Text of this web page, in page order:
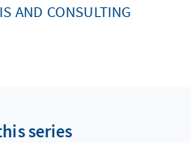
AND CONSULTING
series